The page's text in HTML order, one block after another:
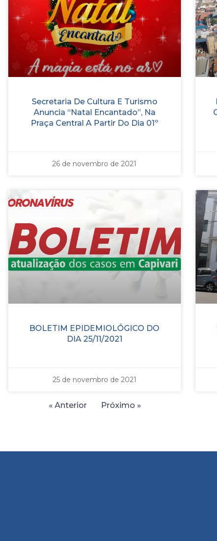
Secretaria De Cultura E Turismo
Anuncia “Natal Encantado”, Na
Praça Central A Partir Do Dia 01º
26 de novembro de 2021
BOLETIM EPIDEMIOLÓGICO DO
DIA 25/11/2021
25 de novembro de 2021
« Anterior Próximo »